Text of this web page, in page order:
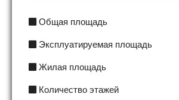
Общая площадь
Эксплуатируемая площадь
Жилая площадь
Количество этажей